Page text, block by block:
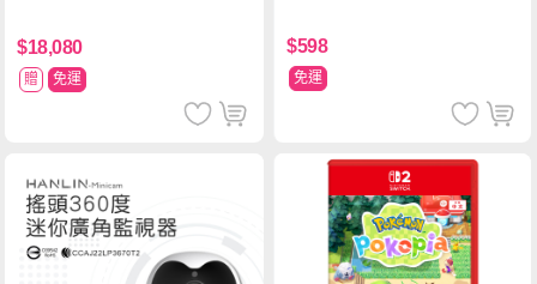
球 狂熱 中文版
$18,080
贈 免運
黑色
$598
免運